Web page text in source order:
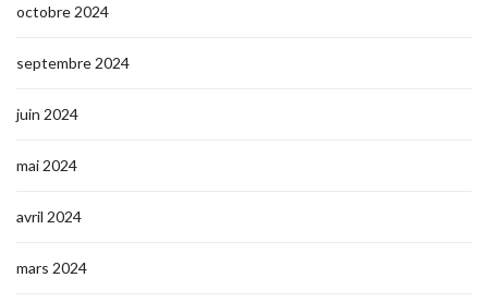
octobre 2024
septembre 2024
juin 2024
mai 2024
avril 2024
mars 2024